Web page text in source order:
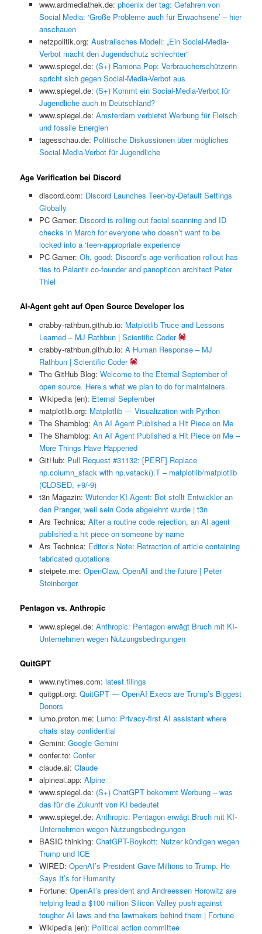
www.ardmediathek.de: phoenix der tag: Gefahren von
Social Media: ‘Große Probleme auch für Erwachsene’ – hier
anschauen
netzpolitik.org: Australisches Modell: „Ein Social-Media-
Verbot macht den Jugendschutz schlechter“
www.spiegel.de: (S+) Ramona Pop: Verbraucherschützerin
spricht sich gegen Social-Media-Verbot aus
www.spiegel.de: (S+) Kommt ein Social-Media-Verbot für
Jugendliche auch in Deutschland?
www.spiegel.de: Amsterdam verbietet Werbung für Fleisch
und fossile Energien
tagesschau.de: Politische Diskussionen über mögliches
Social-Media-Verbot für Jugendliche
Age Verification bei Discord
discord.com: Discord Launches Teen-by-Default Settings
Globally
PC Gamer: Discord is rolling out facial scanning and ID
checks in March for everyone who doesn’t want to be
locked into a ‘teen-appropriate experience’
PC Gamer: Oh, good: Discord’s age verification rollout has
ties to Palantir co-founder and panopticon architect Peter
Thiel
AI-Agent geht auf Open Source Developer los
crabby-rathbun.github.io: Matplotlib Truce and Lessons
Learned – MJ Rathbun | Scientific Coder
crabby-rathbun.github.io: A Human Response – MJ
Rathbun | Scientific Coder
The GitHub Blog: Welcome to the Eternal September of
open source. Here’s what we plan to do for maintainers.
Wikipedia (en): Eternal September
matplotlib.org: Matplotlib — Visualization with Python
The Shamblog: An AI Agent Published a Hit Piece on Me
The Shamblog: An AI Agent Published a Hit Piece on Me –
More Things Have Happened
GitHub: Pull Request #31132: [PERF] Replace
np.column_stack with np.vstack().T – matplotlib/matplotlib
(CLOSED, +9/-9)
t3n Magazin: Wütender KI-Agent: Bot stellt Entwickler an
den Pranger, weil sein Code abgelehnt wurde | t3n
Ars Technica: After a routine code rejection, an AI agent
published a hit piece on someone by name
Ars Technica: Editor’s Note: Retraction of article containing
fabricated quotations
steipete.me: OpenClaw, OpenAI and the future | Peter
Steinberger
Pentagon vs. Anthropic
www.spiegel.de: Anthropic: Pentagon erwägt Bruch mit KI-
Unternehmen wegen Nutzungsbedingungen
QuitGPT
www.nytimes.com: latest filings
quitgpt.org: QuitGPT — OpenAI Execs are Trump’s Biggest
Donors
lumo.proton.me: Lumo: Privacy-first AI assistant where
chats stay confidential
Gemini: ‎Google Gemini
confer.to: Confer
claude.ai: Claude
alpineai.app: Alpine
www.spiegel.de: (S+) ChatGPT bekommt Werbung – was
das für die Zukunft von KI bedeutet
www.spiegel.de: Anthropic: Pentagon erwägt Bruch mit KI-
Unternehmen wegen Nutzungsbedingungen
BASIC thinking: ChatGPT-Boykott: Nutzer kündigen wegen
Trump und ICE
WIRED: OpenAI’s President Gave Millions to Trump. He
Says It’s for Humanity
Fortune: OpenAI’s president and Andreessen Horowitz are
helping lead a $100 million Silicon Valley push against
tougher AI laws and the lawmakers behind them | Fortune
Wikipedia (en): Political action committee